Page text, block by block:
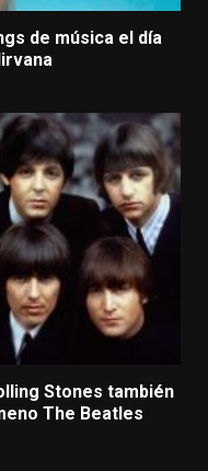
de música el día
Stones también
The Beatles